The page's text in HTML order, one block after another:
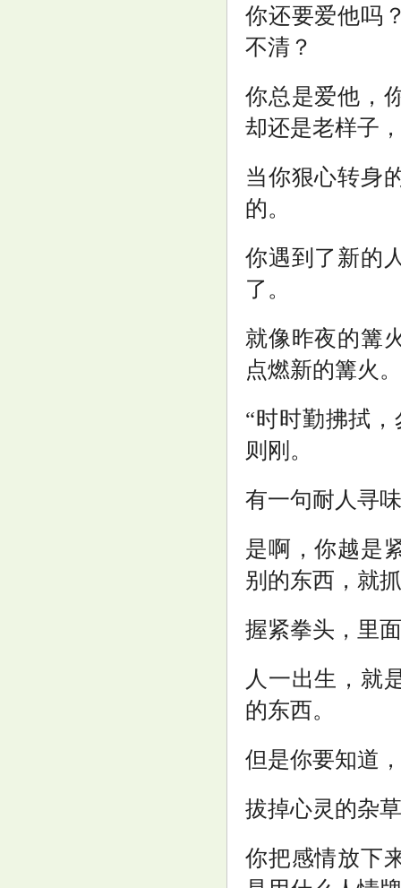
你还要爱他吗
不清？
你总是爱他，
却还是老样子
当你狠心转身
的。
你遇到了新的
了。
就像昨夜的篝
点燃新的篝火。
“时时勤拂拭
则刚。
有一句耐人寻
是啊，你越是
别的东西，就
握紧拳头，里
人一出生，就
的东西。
但是你要知道
拔掉心灵的杂
你把感情放下